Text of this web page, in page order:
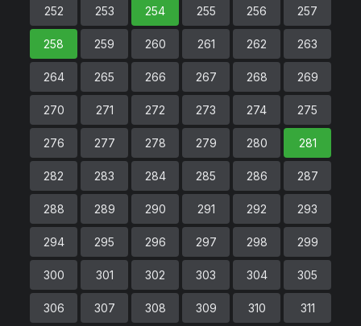
252 253 254 255 256 257
258 259 260 261 262 263
264 265 266 267 268 269
270 271 272 273 274 275
276 277 278 279 280 281
282 283 284 285 286 287
288 289 290 291 292 293
294 295 296 297 298 299
300 301 302 303 304 305
306 307 308 309 310 311